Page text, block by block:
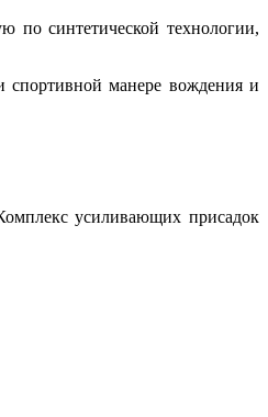
по синтетической технологии,
спортивной манере вождения и
усиливающих присадок